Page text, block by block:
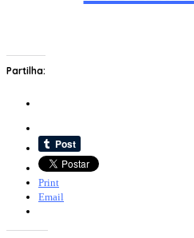
Partilha:
Print
Email